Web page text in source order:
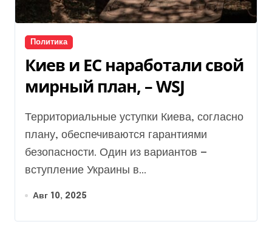
Политика
Киев и ЕС наработали свой
мирный план, – WSJ
Территориальные уступки Киева, согласно
плану, обеспечиваются гарантиями
безопасности. Один из вариантов —
вступление Украины в...
Авг 10, 2025